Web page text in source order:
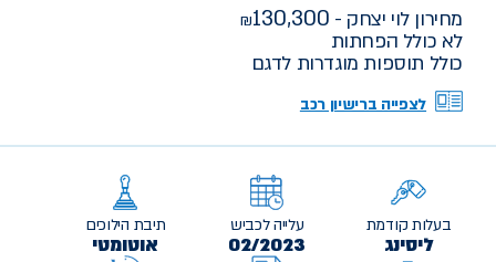
מחירון לוי יצחק - 130,300
לא כולל הפחתות
כולל תוספות מוגדרות לדגם
לצפייה ברישיון רכב
בעלות קודמת
ליסינג
עלייה לכביש
02/2023
תיבת הילוכים
אוטומטי